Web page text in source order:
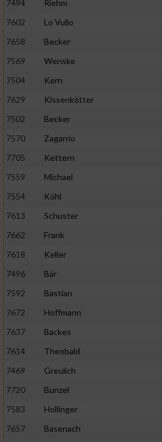
7494 Riehm
7602
Lo Vullo
7658
Becker
7569
Wenske
7504
Kern
7629
Kissenkötter
7502
Becker
7570
Zagarrio
7705
Kettern
7559
Michael
7554
Köhl
7613
Schuster
7662
Frank
7618
Keller
7496
Bär
7592
Bastian
7672
Hoffmann
7637
Backes
7614
Theobald
7469
Greulich
7720
Bunzel
7583
Hollinger
7657
Basenach